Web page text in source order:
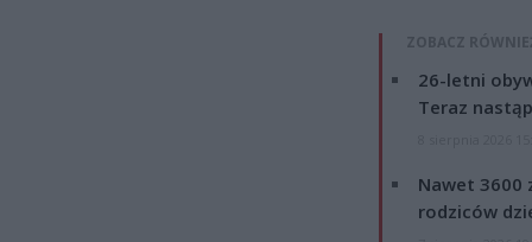
ZOBACZ
26-letni
Teraz
Nawet 3600
rodziców